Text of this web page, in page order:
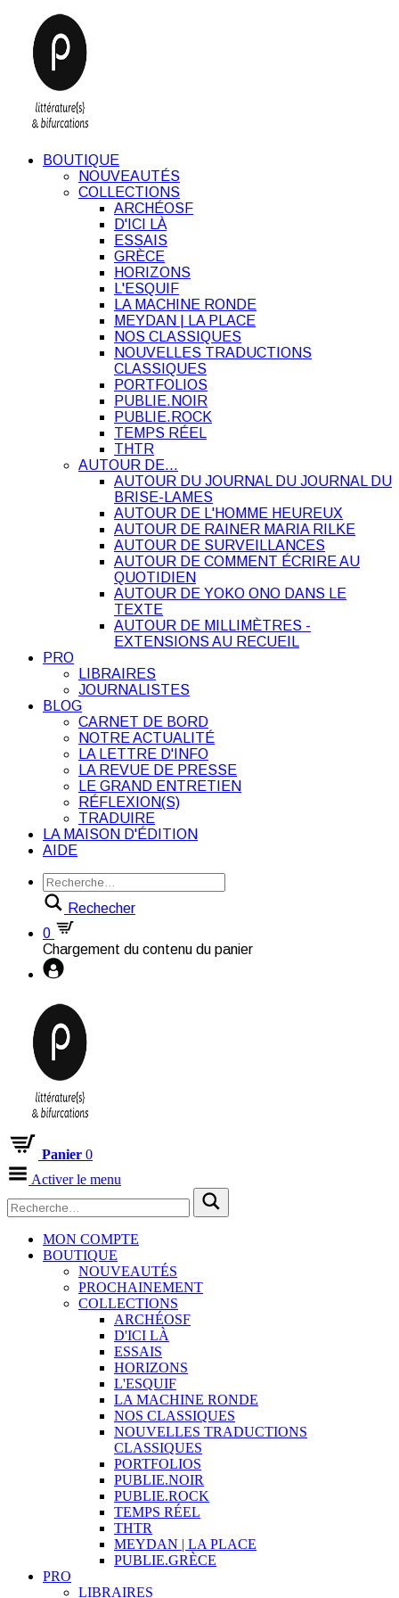
BOUTIQUE
NOUVEAUTÉS
COLLECTIONS
ARCHÉOSF
D'ICI LÀ
ESSAIS
GRÈCE
HORIZONS
L'ESQUIF
LA MACHINE RONDE
MEYDAN | LA PLACE
NOS CLASSIQUES
NOUVELLES TRADUCTIONS
CLASSIQUES
PORTFOLIOS
PUBLIE.NOIR
PUBLIE.ROCK
TEMPS RÉEL
THTR
AUTOUR DE…
AUTOUR DU JOURNAL DU JOURNAL DU
BRISE-LAMES
AUTOUR DE L'HOMME HEUREUX
AUTOUR DE RAINER MARIA RILKE
AUTOUR DE SURVEILLANCES
AUTOUR DE COMMENT ÉCRIRE AU
QUOTIDIEN
AUTOUR DE YOKO ONO DANS LE
TEXTE
AUTOUR DE MILLIMÈTRES -
EXTENSIONS AU RECUEIL
PRO
LIBRAIRES
JOURNALISTES
BLOG
CARNET DE BORD
NOTRE ACTUALITÉ
LA LETTRE D'INFO
LA REVUE DE PRESSE
LE GRAND ENTRETIEN
RÉFLEXION(S)
TRADUIRE
LA MAISON D'ÉDITION
AIDE
Rechecher
0
Chargement du contenu du panier
Panier 0
Activer le menu
MON COMPTE
BOUTIQUE
NOUVEAUTÉS
PROCHAINEMENT
COLLECTIONS
ARCHÉOSF
D'ICI LÀ
ESSAIS
HORIZONS
L'ESQUIF
LA MACHINE RONDE
NOS CLASSIQUES
NOUVELLES TRADUCTIONS
CLASSIQUES
PORTFOLIOS
PUBLIE.NOIR
PUBLIE.ROCK
TEMPS RÉEL
THTR
MEYDAN | LA PLACE
PUBLIE.GRÈCE
PRO
LIBRAIRES